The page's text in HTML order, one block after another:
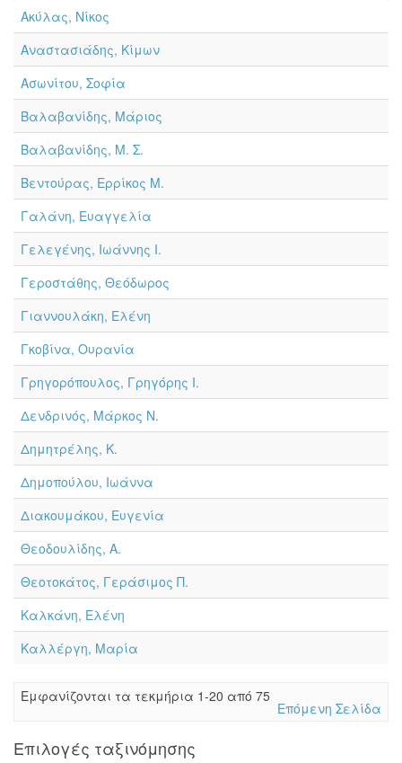
Ακύλας, Νίκος
Αναστασιάδης, Κίμων
Ασωνίτου, Σοφία
Βαλαβανίδης, Μάριος
Βαλαβανίδης, Μ. Σ.
Βεντούρας, Ερρίκος Μ.
Γαλάνη, Ευαγγελία
Γελεγένης, Ιωάννης Ι.
Γεροστάθης, Θεόδωρος
Γιαννουλάκη, Ελένη
Γκοβίνα, Ουρανία
Γρηγορόπουλος, Γρηγόρης Ι.
Δενδρινός, Μάρκος Ν.
Δημητρέλης, Κ.
Δημοπούλου, Ιωάννα
Διακουμάκου, Ευγενία
Θεοδουλίδης, Α.
Θεοτοκάτος, Γεράσιμος Π.
Καλκάνη, Ελένη
Καλλέργη, Μαρία
Eμφανίζονται τα τεκμήρια 1-20 από 75
Επόμενη Σελίδα
Επιλογές ταξινόμησης